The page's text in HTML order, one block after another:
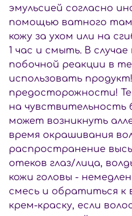
эмульсией согласно
помощью ватного
кожу за ухом или на
1 час и смыть. В случае
побочной реакции в
использовать
предосторожности!
на чувствительность
может возникнуть
время окрашивания
распространение
отеков глаз/лица,
кожи головы -
смесь и обратиться к
крем-краску, если